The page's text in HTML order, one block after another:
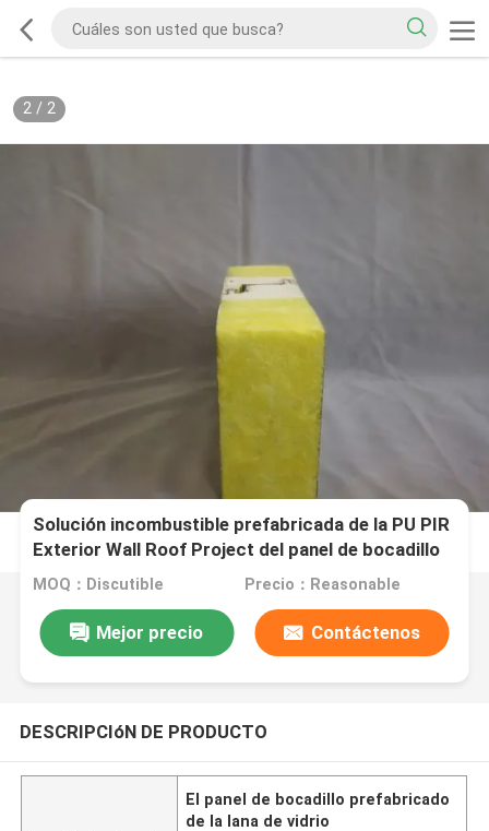
2/ 2
Solución incombustible prefabricada de la PU PIR
Exterior Wall Roof Project del panel de bocadillo
de la lana de vidrio
MOQ：Discutible Precio：Reasonable
Mejor precio Contáctenos
DESCRIPCIóN DE PRODUCTO
El panel de bocadillo prefabricado
de la lana de vidrio